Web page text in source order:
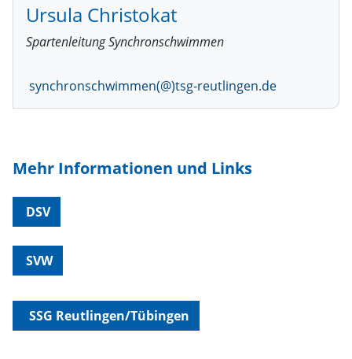
Ursula Christokat
Spartenleitung Synchronschwimmen
synchronschwimmen(@)tsg-reutlingen.de
Mehr Informationen und Links
DSV
SVW
SSG Reutlingen/Tübingen